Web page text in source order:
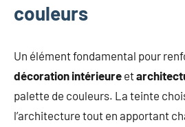
couleurs
Un élément fondamental pour
décoration intérieure et
palette de couleurs. La teinte
l’architecture tout en apportant